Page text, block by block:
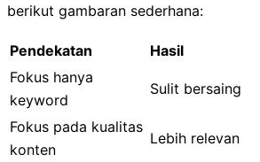
berikut gambaran sederhana:
Pendekatan
Hasil
Fokus hanya
keyword
Sulit bersaing
Fokus pada kualitas
konten
Lebih relevan